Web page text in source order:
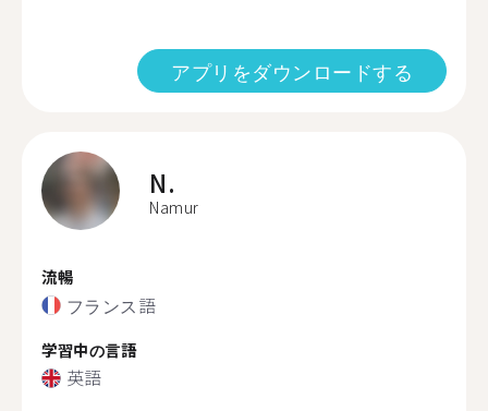
アプリをダウンロードする
N.
Namur
流暢
フランス語
学習中の言語
英語